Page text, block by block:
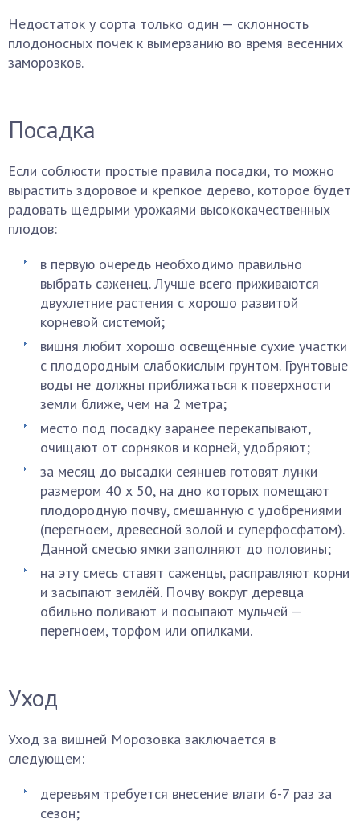
Недостаток у сорта только один — склонность
плодоносных почек к вымерзанию во время весенних
заморозков.
Посадка
Если соблюсти простые правила посадки, то можно
вырастить здоровое и крепкое дерево, которое будет
радовать щедрыми урожаями высококачественных
плодов:
в первую очередь необходимо правильно
выбрать саженец. Лучше всего приживаются
двухлетние растения с хорошо развитой
корневой системой;
вишня любит хорошо освещённые сухие участки
с плодородным слабокислым грунтом. Грунтовые
воды не должны приближаться к поверхности
земли ближе, чем на 2 метра;
место под посадку заранее перекапывают,
очищают от сорняков и корней, удобряют;
за месяц до высадки сеянцев готовят лунки
размером 40 х 50, на дно которых помещают
плодородную почву, смешанную с удобрениями
(перегноем, древесной золой и суперфосфатом).
Данной смесью ямки заполняют до половины;
на эту смесь ставят саженцы, расправляют корни
и засыпают землёй. Почву вокруг деревца
обильно поливают и посыпают мульчей —
перегноем, торфом или опилками.
Уход
Уход за вишней Морозовка заключается в
следующем:
деревьям требуется внесение влаги 6-7 раз за
сезон;